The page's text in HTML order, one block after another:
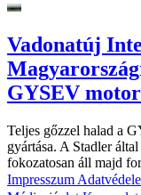
Vadonatúj
GYSEV
Teljes gőzzel halad a
gyártása. A Stadler
fokozatosan áll majd
Impresszum